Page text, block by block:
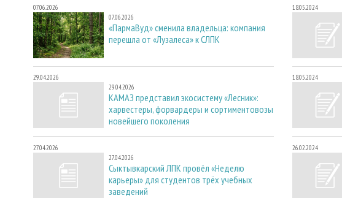
07.06.2026
07.06.2026
«ПармаВуд» сменила владельца: компания
перешла от «Лузалеса» к СЛПК
29.04.2026
29.04.2026
КАМАЗ представил экосистему «Лесник»:
харвестеры, форвардеры и сортиментовозы
новейшего поколения
27.04.2026
27.04.2026
Сыктывкарский ЛПК провёл «Неделю
карьеры» для студентов трёх учебных
заведений
18.05.2024
18.05.2024
26.02.2024